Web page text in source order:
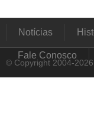
Notícias
Fale Conosco
© Copyright 2004-